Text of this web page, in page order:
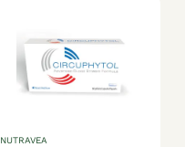
NUTRAVEA